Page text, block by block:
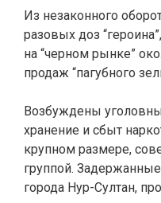
Из незаконного
разовых доз
на “черном рынке”
продаж “пагубного
Возбуждены
хранение и сбыт
крупном размере,
группой.
города Нур-Султан,